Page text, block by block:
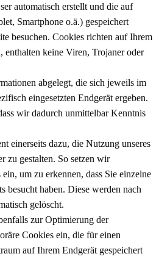
automatisch erstellt und die auf
Smartphone o.ä.) gespeichert
besuchen. Cookies richten auf Ihrem
enthalten keine Viren, Trojaner oder
abgelegt, die sich jeweils im
eingesetzten Endgerät ergeben.
wir dadurch unmittelbar Kenntnis
einerseits dazu, die Nutzung unseres
zu gestalten. So setzen wir
um zu erkennen, dass Sie einzelne
besucht haben. Diese werden nach
gelöscht.
zur Optimierung der
Cookies ein, die für einen
auf Ihrem Endgerät gespeichert